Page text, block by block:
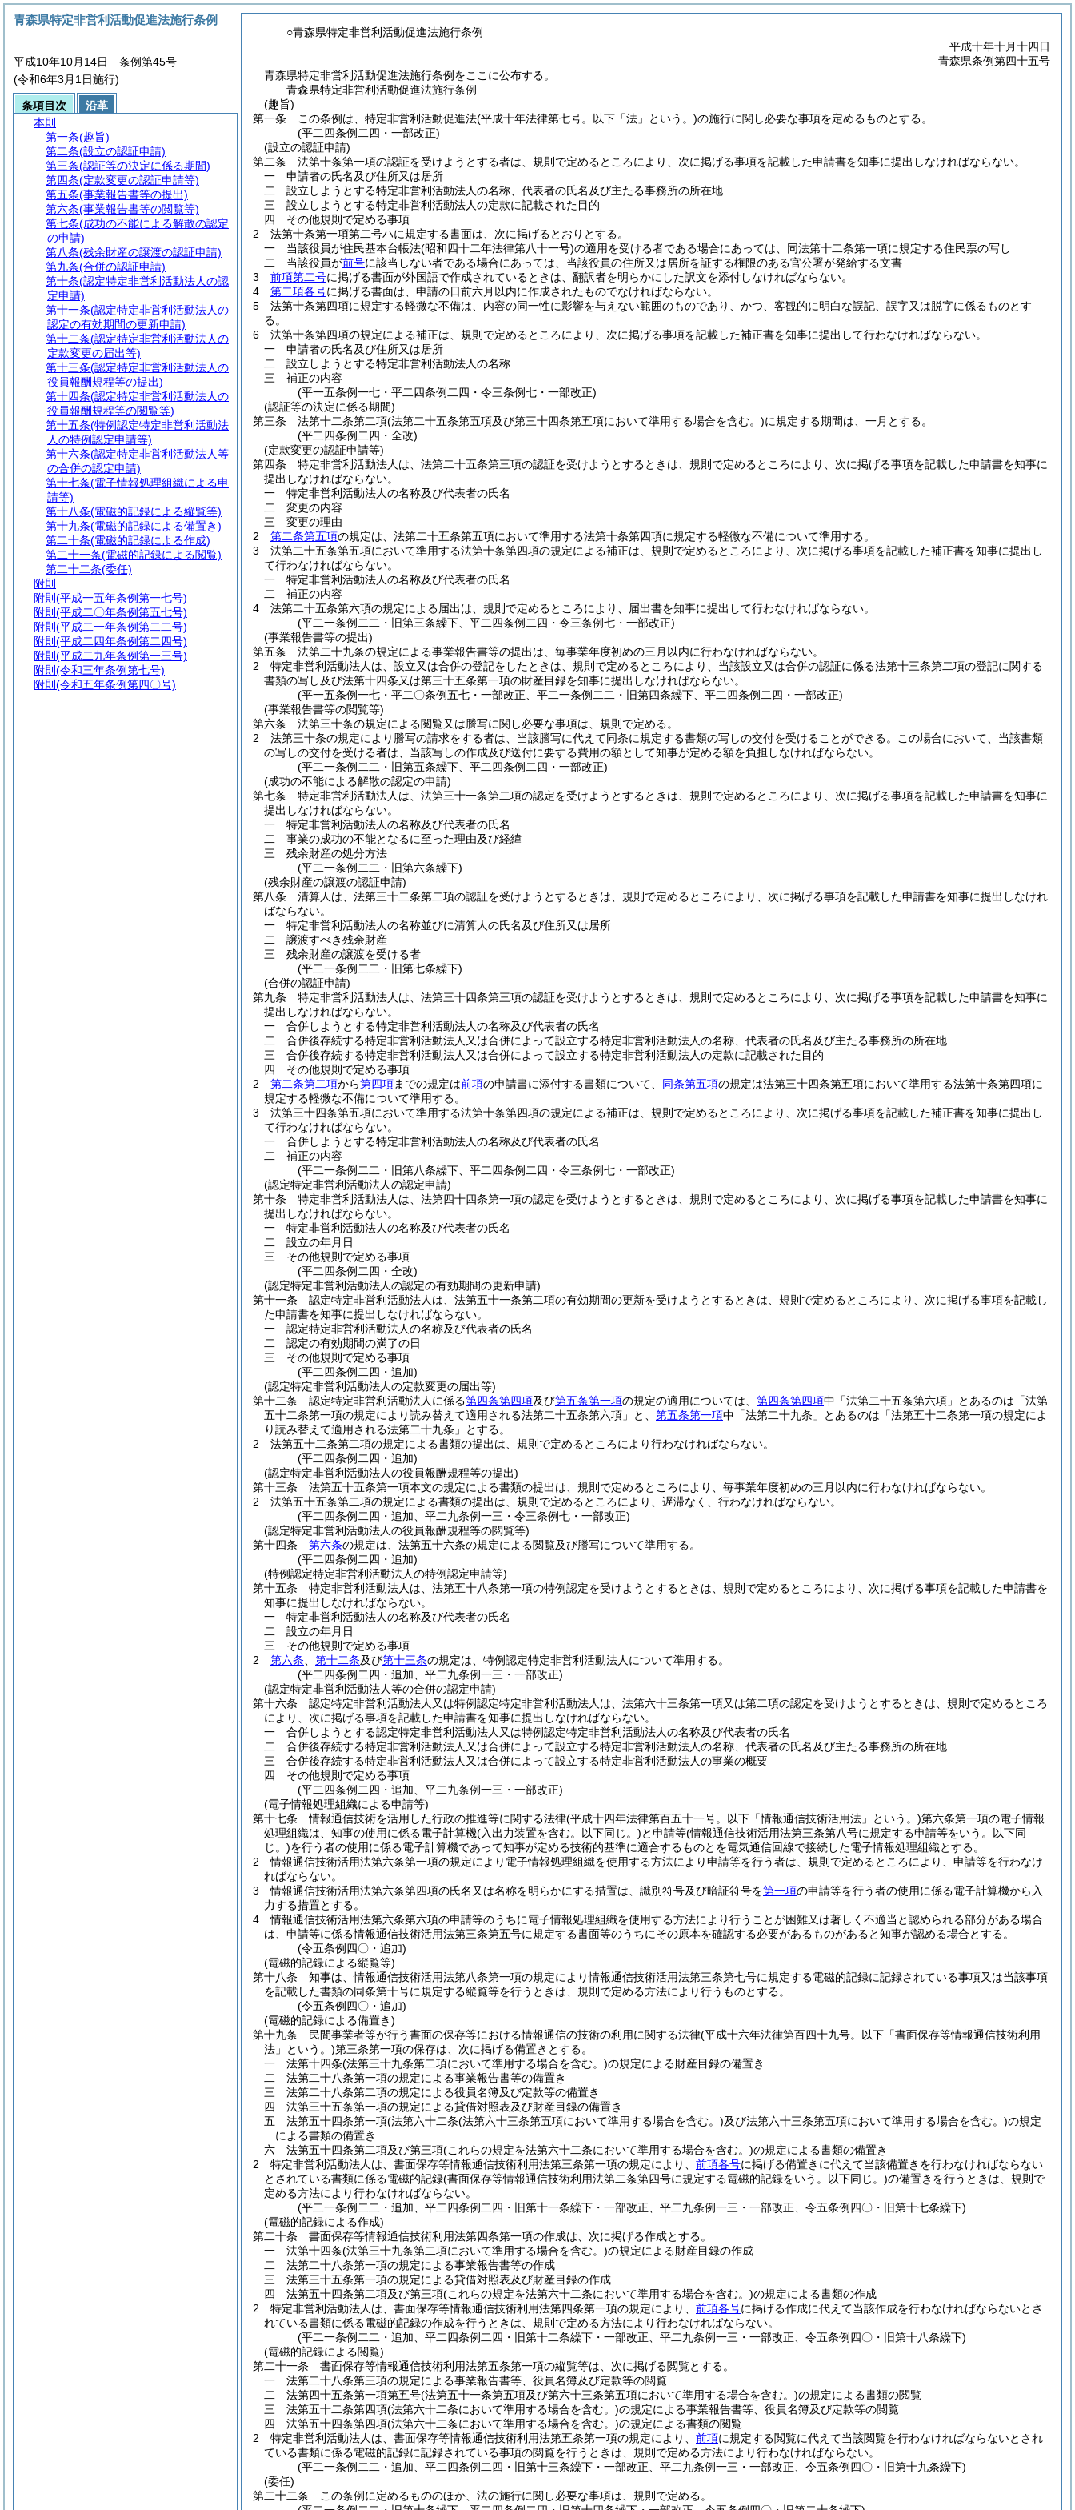
○青森県特定非営利活動促進法施行条例
平成十年十月十四日
青森県条例第四十五号
青森県特定非営利活動促進法施行条例をここに公布する。
青森県特定非営利活動促進法施行条例
(趣旨)
第一条
この条例は、特定非営利活動促進法(平成十年法律第七号。以下「法」という。)の施行に関し必要な事項を定めるものとする。
(平二四条例二四・一部改正)
(設立の認証申請)
第二条
法第十条第一項の認証を受けようとする者は、規則で定めるところにより、次に掲げる事項を記載した申請書を知事に提出しなければならない。
一
申請者の氏名及び住所又は居所
二
設立しようとする特定非営利活動法人の名称、代表者の氏名及び主たる事務所の所在地
三
設立しようとする特定非営利活動法人の定款に記載された目的
四
その他規則で定める事項
2
法第十条第一項第二号ハに規定する書面は、次に掲げるとおりとする。
一
当該役員が住民基本台帳法(昭和四十二年法律第八十一号)の適用を受ける者である場合にあっては、同法第十二条第一項に規定する住民票の写し
二
当該役員が前号に該当しない者である場合にあっては、当該役員の住所又は居所を証する権限のある官公署が発給する文書
3
前項第二号に掲げる書面が外国語で作成されているときは、翻訳者を明らかにした訳文を添付しなければならない。
4
第二項各号に掲げる書面は、申請の日前六月以内に作成されたものでなければならない。
5
法第十条第四項に規定する軽微な不備は、内容の同一性に影響を与えない範囲のものであり、かつ、客観的に明白な誤記、誤字又は脱字に係るものとす
る。
6
法第十条第四項の規定による補正は、規則で定めるところにより、次に掲げる事項を記載した補正書を知事に提出して行わなければならない。
一
申請者の氏名及び住所又は居所
二
設立しようとする特定非営利活動法人の名称
三
補正の内容
(平一五条例一七・平二四条例二四・令三条例七・一部改正)
(認証等の決定に係る期間)
第三条
法第十二条第二項(法第二十五条第五項及び第三十四条第五項において準用する場合を含む。)に規定する期間は、一月とする。
(平二四条例二四・全改)
(定款変更の認証申請等)
第四条
特定非営利活動法人は、法第二十五条第三項の認証を受けようとするときは、規則で定めるところにより、次に掲げる事項を記載した申請書を知事に
提出しなければならない。
一
特定非営利活動法人の名称及び代表者の氏名
二
変更の内容
三
変更の理由
2
第二条第五項の規定は、法第二十五条第五項において準用する法第十条第四項に規定する軽微な不備について準用する。
3
法第二十五条第五項において準用する法第十条第四項の規定による補正は、規則で定めるところにより、次に掲げる事項を記載した補正書を知事に提出し
て行わなければならない。
一
特定非営利活動法人の名称及び代表者の氏名
二
補正の内容
4
法第二十五条第六項の規定による届出は、規則で定めるところにより、届出書を知事に提出して行わなければならない。
(平二一条例二二・旧第三条繰下、平二四条例二四・令三条例七・一部改正)
(事業報告書等の提出)
第五条
法第二十九条の規定による事業報告書等の提出は、毎事業年度初めの三月以内に行わなければならない。
2
特定非営利活動法人は、設立又は合併の登記をしたときは、規則で定めるところにより、当該設立又は合併の認証に係る法第十三条第二項の登記に関する
書類の写し及び法第十四条又は第三十五条第一項の財産目録を知事に提出しなければならない。
(平一五条例一七・平二〇条例五七・一部改正、平二一条例二二・旧第四条繰下、平二四条例二四・一部改正)
(事業報告書等の閲覧等)
第六条
法第三十条の規定による閲覧又は謄写に関し必要な事項は、規則で定める。
2
法第三十条の規定により謄写の請求をする者は、当該謄写に代えて同条に規定する書類の写しの交付を受けることができる。
この場合において、当該書類
の写しの交付を受ける者は、当該写しの作成及び送付に要する費用の額として知事が定める額を負担しなければならない。
(平二一条例二二・旧第五条繰下、平二四条例二四・一部改正)
(成功の不能による解散の認定の申請)
第七条
特定非営利活動法人は、法第三十一条第二項の認定を受けようとするときは、規則で定めるところにより、次に掲げる事項を記載した申請書を知事に
提出しなければならない。
一
特定非営利活動法人の名称及び代表者の氏名
二
事業の成功の不能となるに至った理由及び経緯
三
残余財産の処分方法
(平二一条例二二・旧第六条繰下)
(残余財産の譲渡の認証申請)
第八条
清算人は、法第三十二条第二項の認証を受けようとするときは、規則で定めるところにより、次に掲げる事項を記載した申請書を知事に提出しなけれ
ばならない。
一
特定非営利活動法人の名称並びに清算人の氏名及び住所又は居所
二
譲渡すべき残余財産
三
残余財産の譲渡を受ける者
(平二一条例二二・旧第七条繰下)
(合併の認証申請)
第九条
特定非営利活動法人は、法第三十四条第三項の認証を受けようとするときは、規則で定めるところにより、次に掲げる事項を記載した申請書を知事に
提出しなければならない。
一
合併しようとする特定非営利活動法人の名称及び代表者の氏名
二
合併後存続する特定非営利活動法人又は合併によって設立する特定非営利活動法人の名称、代表者の氏名及び主たる事務所の所在地
三
合併後存続する特定非営利活動法人又は合併によって設立する特定非営利活動法人の定款に記載された目的
四
その他規則で定める事項
2
第二条第二項から第四項までの規定は前項の申請書に添付する書類について、 同条第五項の規定は法第三十四条第五項において準用する法第十条第四項に
規定する軽微な不備について準用する。
3
法第三十四条第五項において準用する法第十条第四項の規定による補正は、規則で定めるところにより、次に掲げる事項を記載した補正書を知事に提出し
て行わなければならない。
一
合併しようとする特定非営利活動法人の名称及び代表者の氏名
二
補正の内容
(平二一条例二二・旧第八条繰下、平二四条例二四・令三条例七・一部改正)
(認定特定非営利活動法人の認定申請)
第十条
特定非営利活動法人は、法第四十四条第一項の認定を受けようとするときは、規則で定めるところにより、次に掲げる事項を記載した申請書を知事に
提出しなければならない。
一
特定非営利活動法人の名称及び代表者の氏名
二
設立の年月日
三
その他規則で定める事項
(平二四条例二四・全改)
(認定特定非営利活動法人の認定の有効期間の更新申請)
第十一条
認定特定非営利活動法人は、法第五十一条第二項の有効期間の更新を受けようとするときは、規則で定めるところにより、次に掲げる事項を記載し
た申請書を知事に提出しなければならない。
一
認定特定非営利活動法人の名称及び代表者の氏名
二
認定の有効期間の満了の日
三
その他規則で定める事項
(平二四条例二四・追加)
(認定特定非営利活動法人の定款変更の届出等)
第十二条
認定特定非営利活動法人に係る第四条第四項及び第五条第一項の規定の適用については、 第四条第四項中「法第二十五条第六項」とあるのは「法第
五十二条第一項の規定により読み替えて適用される法第二十五条第六項」と、 第五条第一項中「法第二十九条」とあるのは「法第五十二条第一項の規定によ
り読み替えて適用される法第二十九条」とする。
2
法第五十二条第二項の規定による書類の提出は、規則で定めるところにより行わなければならない。
(平二四条例二四・追加)
(認定特定非営利活動法人の役員報酬規程等の提出)
第十三条
法第五十五条第一項本文の規定による書類の提出は、規則で定めるところにより、毎事業年度初めの三月以内に行わなければならない。
2
法第五十五条第二項の規定による書類の提出は、規則で定めるところにより、遅滞なく、行わなければならない。
(平二四条例二四・追加、平二九条例一三・令三条例七・一部改正)
(認定特定非営利活動法人の役員報酬規程等の閲覧等)
第十四条
第六条の規定は、法第五十六条の規定による閲覧及び謄写について準用する。
(平二四条例二四・追加)
(特例認定特定非営利活動法人の特例認定申請等)
第十五条
特定非営利活動法人は、法第五十八条第一項の特例認定を受けようとするときは、規則で定めるところにより、次に掲げる事項を記載した申請書を
知事に提出しなければならない。
一
特定非営利活動法人の名称及び代表者の氏名
二
設立の年月日
三
その他規則で定める事項
2
第六条 第十二条及び第十三条の規定は、特例認定特定非営利活動法人について準用する。
(平二四条例二四・追加、平二九条例一三・一部改正)
(認定特定非営利活動法人等の合併の認定申請)
第十六条
認定特定非営利活動法人又は特例認定特定非営利活動法人は、法第六十三条第一項又は第二項の認定を受けようとするときは、規則で定めるところ
により、次に掲げる事項を記載した申請書を知事に提出しなければならない。
一
合併しようとする認定特定非営利活動法人又は特例認定特定非営利活動法人の名称及び代表者の氏名
二
合併後存続する特定非営利活動法人又は合併によって設立する特定非営利活動法人の名称、代表者の氏名及び主たる事務所の所在地
三
合併後存続する特定非営利活動法人又は合併によって設立する特定非営利活動法人の事業の概要
四
その他規則で定める事項
(平二四条例二四・追加、平二九条例一三・一部改正)
(電子情報処理組織による申請等)
第十七条
情報通信技術を活用した行政の推進等に関する法律(平成十四年法律第百五十一号。以下「情報通信技術活用法」という。)第六条第一項の電子情報
処理組織は、知事の使用に係る電子計算機(入出力装置を含む。以下同じ。)と申請等(情報通信技術活用法第三条第八号に規定する申請等をいう。以下同
じ。)を行う者の使用に係る電子計算機であって知事が定める技術的基準に適合するものとを電気通信回線で接続した電子情報処理組織とする。
2
情報通信技術活用法第六条第一項の規定により電子情報処理組織を使用する方法により申請等を行う者は、規則で定めるところにより、申請等を行わなけ
ればならない。
3
情報通信技術活用法第六条第四項の氏名又は名称を明らかにする措置は、識別符号及び暗証符号を第一項の申請等を行う者の使用に係る電子計算機から入
力する措置とする。
4
情報通信技術活用法第六条第六項の申請等のうちに電子情報処理組織を使用する方法により行うことが困難又は著しく不適当と認められる部分がある場合
は、申請等に係る情報通信技術活用法第三条第五号に規定する書面等のうちにその原本を確認する必要があるものがあると知事が認める場合とする。
(令五条例四〇・追加)
(電磁的記録による縦覧等)
第十八条
知事は、情報通信技術活用法第八条第一項の規定により情報通信技術活用法第三条第七号に規定する電磁的記録に記録されている事項又は当該事項
を記載した書類の同条第十号に規定する縦覧等を行うときは、規則で定める方法により行うものとする。
(令五条例四〇・追加)
(電磁的記録による備置き)
第十九条
民間事業者等が行う書面の保存等における情報通信の技術の利用に関する法律(平成十六年法律第百四十九号。以下「書面保存等情報通信技術利用
法」という。)第三条第一項の保存は、次に掲げる備置きとする。
一
法第十四条(法第三十九条第二項において準用する場合を含む。)の規定による財産目録の備置き
二
法第二十八条第一項の規定による事業報告書等の備置き
三
法第二十八条第二項の規定による役員名簿及び定款等の備置き
四
法第三十五条第一項の規定による貸借対照表及び財産目録の備置き
五
法第五十四条第一項(法第六十二条(法第六十三条第五項において準用する場合を含む。)及び法第六十三条第五項において準用する場合を含む。)の規定
による書類の備置き
六
法第五十四条第二項及び第三項(これらの規定を法第六十二条において準用する場合を含む。)の規定による書類の備置き
2
特定非営利活動法人は、書面保存等情報通信技術利用法第三条第一項の規定により、 前項各号に掲げる備置きに代えて当該備置きを行わなければならない
とされている書類に係る電磁的記録(書面保存等情報通信技術利用法第二条第四号に規定する電磁的記録をいう。以下同じ。)の備置きを行うときは、規則で
定める方法により行わなければならない。
(平二一条例二二・追加、平二四条例二四・旧第十一条繰下・一部改正、平二九条例一三・一部改正、令五条例四〇・旧第十七条繰下)
(電磁的記録による作成)
第二十条
書面保存等情報通信技術利用法第四条第一項の作成は、次に掲げる作成とする。
一
法第十四条(法第三十九条第二項において準用する場合を含む。)の規定による財産目録の作成
二
法第二十八条第一項の規定による事業報告書等の作成
三
法第三十五条第一項の規定による貸借対照表及び財産目録の作成
四
法第五十四条第二項及び第三項(これらの規定を法第六十二条において準用する場合を含む。)の規定による書類の作成
2
特定非営利活動法人は、書面保存等情報通信技術利用法第四条第一項の規定により、 前項各号に掲げる作成に代えて当該作成を行わなければならないとさ
れている書類に係る電磁的記録の作成を行うときは、規則で定める方法により行わなければならない。
(平二一条例二二・追加、平二四条例二四・旧第十二条繰下・一部改正、平二九条例一三・一部改正、令五条例四〇・旧第十八条繰下)
(電磁的記録による閲覧)
第二十一条
書面保存等情報通信技術利用法第五条第一項の縦覧等は、次に掲げる閲覧とする。
一
法第二十八条第三項の規定による事業報告書等、役員名簿及び定款等の閲覧
二
法第四十五条第一項第五号(法第五十一条第五項及び第六十三条第五項において準用する場合を含む。)の規定による書類の閲覧
三
法第五十二条第四項(法第六十二条において準用する場合を含む。)の規定による事業報告書等、役員名簿及び定款等の閲覧
四
法第五十四条第四項(法第六十二条において準用する場合を含む。)の規定による書類の閲覧
2
特定非営利活動法人は、書面保存等情報通信技術利用法第五条第一項の規定により、 前項に規定する閲覧に代えて当該閲覧を行わなければならないとされ
ている書類に係る電磁的記録に記録されている事項の閲覧を行うときは、規則で定める方法により行わなければならない。
(平二一条例二二・追加、平二四条例二四・旧第十三条繰下・一部改正、平二九条例一三・一部改正、令五条例四〇・旧第十九条繰下)
(委任)
第二十二条
この条例に定めるもののほか、法の施行に関し必要な事項は、規則で定める。
青森県特定非営利活動促進法施行条例
平成10年10月14日 条例第45号
(令和6年3月1日施行)
条項目次
沿革
本則
第一条(趣旨)
第二条(設立の認証申請)
第三条(認証等の決定に係る期間)
第四条(定款変更の認証申請等)
第五条(事業報告書等の提出)
第六条(事業報告書等の閲覧等)
第七条(成功の不能による解散の認定
の申請)
第八条(残余財産の譲渡の認証申請)
第九条(合併の認証申請)
第十条(認定特定非営利活動法人の認
定申請)
第十一条(認定特定非営利活動法人の
認定の有効期間の更新申請)
第十二条(認定特定非営利活動法人の
定款変更の届出等)
第十三条(認定特定非営利活動法人の
役員報酬規程等の提出)
第十四条(認定特定非営利活動法人の
役員報酬規程等の閲覧等)
第十五条(特例認定特定非営利活動法
人の特例認定申請等)
第十六条(認定特定非営利活動法人等
の合併の認定申請)
第十七条(電子情報処理組織による申
請等)
第十八条(電磁的記録による縦覧等)
第十九条(電磁的記録による備置き)
第二十条(電磁的記録による作成)
第二十一条(電磁的記録による閲覧)
第二十二条(委任)
附則
附則 (平成一五年条例第一七号)
附則 (平成二〇年条例第五七号)
附則 (平成二一年条例第二二号)
附則 (平成二四年条例第二四号)
附則 (平成二九年条例第一三号)
附則 (令和三年条例第七号)
附則 (令和五年条例第四〇号)